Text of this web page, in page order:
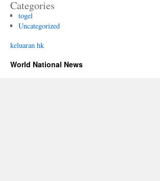
Categories
togel
Uncategorized
keluaran hk
World National News